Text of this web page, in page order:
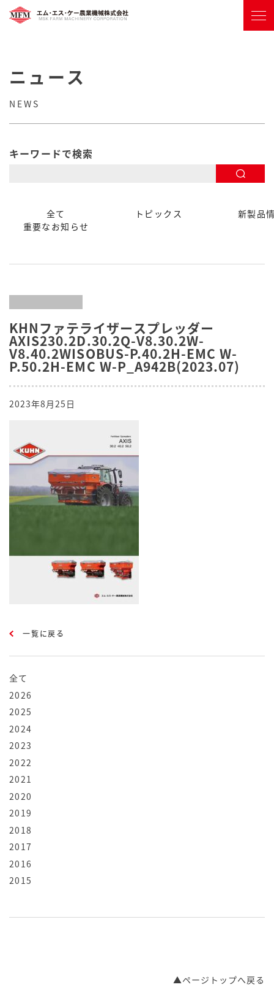
ニュース
NEWS
キーワードで検索
全て トピックス
新製品
重要なお知らせ
全て
2026
2025
2024
2023
2022
2021
2020
2019
2018
2017
2016
2015
KHNファテライザースプレッダー
AXIS230.2D.30.2Q-V8.30.2W-
V8.40.2WISOBUS-P.40.2H-EMC W-
P.50.2H-EMC W-P_A942B(2023.07)
2023年8月25日
一覧に戻る
▲ページトップへ戻る